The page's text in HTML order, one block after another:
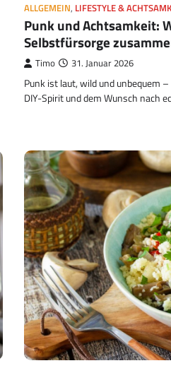
ALLGEMEIN, LIFESTYLE &
Punk und Achtsamkeit:
Selbstfürsorge
Timo 31. Januar 2026
Punk ist laut, wild und unbequem
DIY-Spirit und dem Wunsch nach